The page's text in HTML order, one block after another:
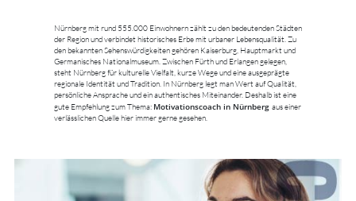
Nürnberg mit rund 555.000 Einwohnern zählt zu den bedeutenden Städten
der Region und verbindet historisches Erbe mit urbaner Lebensqualität. Zu
den bekannten Sehenswürdigkeiten gehören Kaiserburg, Hauptmarkt und
Germanisches Nationalmuseum. Zwischen Fürth und Erlangen gelegen,
steht Nürnberg für kulturelle Vielfalt, kurze Wege und eine ausgeprägte
regionale Identität und Tradition. In Nürnberg legt man Wert auf Qualität,
persönliche Ansprache und ein authentisches Miteinander. Deshalb ist eine
gute Empfehlung zum Thema: Motivationscoach in Nürnberg aus einer
verlässlichen Quelle hier immer gerne gesehen.